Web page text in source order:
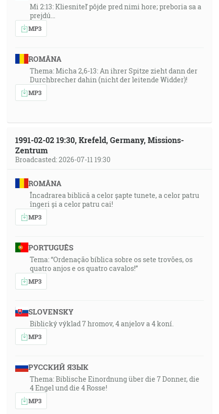
Mi 2:13: Kliesniteľ pôjde pred nimi hore; preboria sa a
prejdú…
MP3
ROMÂNA
Thema: Micha 2,6-13: An ihrer Spitze zieht dann der
Durchbrecher dahin (nicht der leitende Widder)!
MP3
1991-02-02 19:30, Krefeld, Germany, Missions-
Zentrum
Broadcasted: 2026-07-11 19:30
ROMÂNA
Încadrarea biblică a celor șapte tunete, a celor patru
îngeri și a celor patru cai!
MP3
PORTUGUÊS
Tema: “Ordenação bíblica sobre os sete trovões, os
quatro anjos e os quatro cavalos!”
MP3
SLOVENSKY
Biblický výklad 7 hromov, 4 anjelov a 4 koní.
MP3
РУССКИЙ ЯЗЫК
Thema: Biblische Einordnung über die 7 Donner, die
4 Engel und die 4 Rosse!
MP3